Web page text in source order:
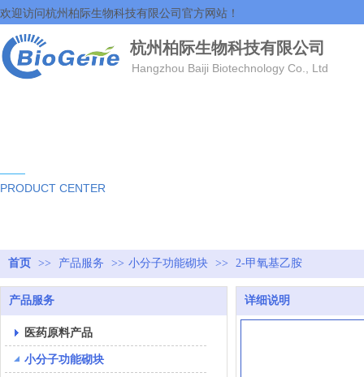
欢迎访问杭州柏际生物科技有限公司官方网站！
杭州柏际生物科技有限公司
Hangzhou Baiji Biotechnology Co., Ltd
PRODUCT CENTER
首页 >> 产品服务 >> 小分子功能砌块 >> 2-甲氧基乙胺
产品服务
医药原料产品
小分子功能砌块
详细说明